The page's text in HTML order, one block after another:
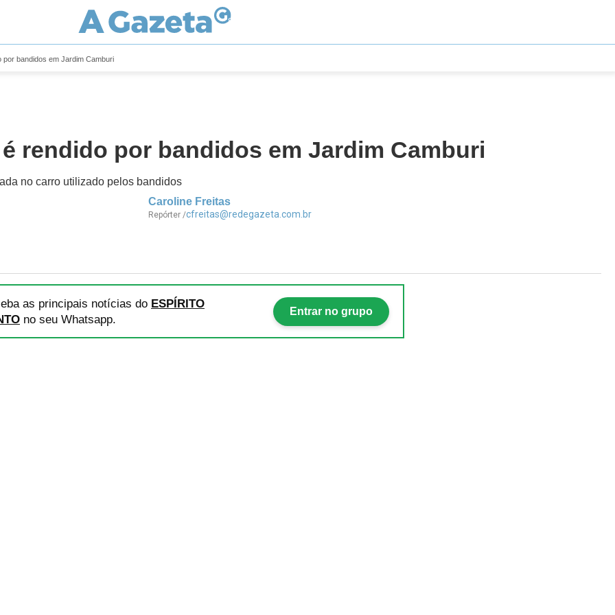
bandidos em Jardim Camburi
rendido por bandidos em Jardim Camburi
no carro utilizado pelos bandidos
Caroline Freitas
Repórter /cfreitas@redegazeta.com.br
as principais notícias do ESPÍRITO
no seu Whatsapp.
Entrar no grupo